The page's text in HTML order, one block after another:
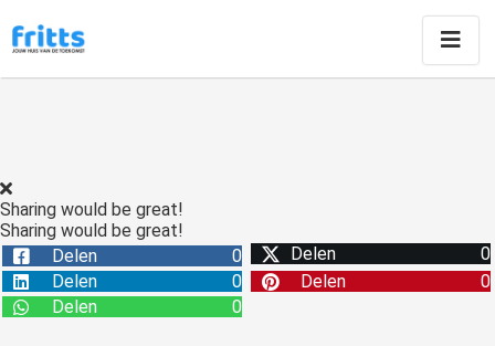
Sharing would be great!
Sharing would be great!
Delen
0 Delen
0
Delen
0 Delen
0
Delen
0